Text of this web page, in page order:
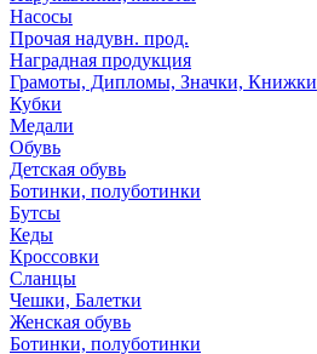
Насосы
Прочая надувн. прод.
Наградная продукция
Грамоты, Дипломы, Значки, Книжки
Кубки
Медали
Обувь
Детская обувь
Ботинки, полуботинки
Бутсы
Кеды
Кроссовки
Сланцы
Чешки, Балетки
Женская обувь
Ботинки, полуботинки